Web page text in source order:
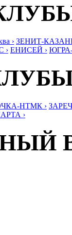
› ЗЕНИТ-
› ЕНИСЕЙ ›
НТМК ›
›